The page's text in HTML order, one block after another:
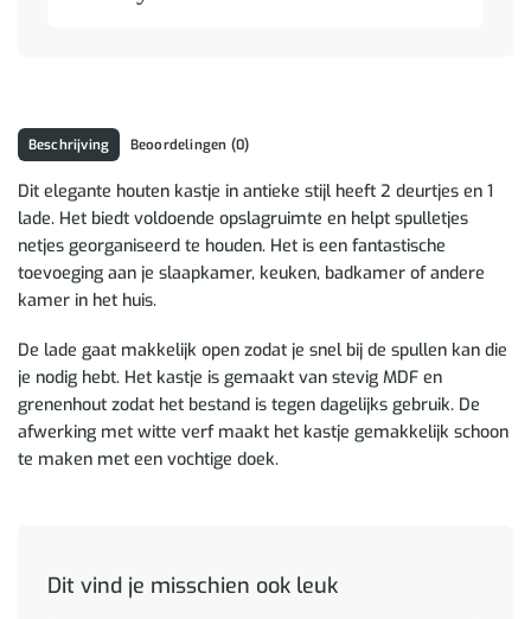
Beschrijving Beoordelingen (0)
Dit elegante houten kastje in antieke stijl heeft 2 deurtjes en 1
lade. Het biedt voldoende opslagruimte en helpt spulletjes
netjes georganiseerd te houden. Het is een fantastische
toevoeging aan je slaapkamer, keuken, badkamer of andere
kamer in het huis.
De lade gaat makkelijk open zodat je snel bij de spullen kan die
je nodig hebt. Het kastje is gemaakt van stevig MDF en
grenenhout zodat het bestand is tegen dagelijks gebruik. De
afwerking met witte verf maakt het kastje gemakkelijk schoon
te maken met een vochtige doek.
Dit vind je misschien ook leuk